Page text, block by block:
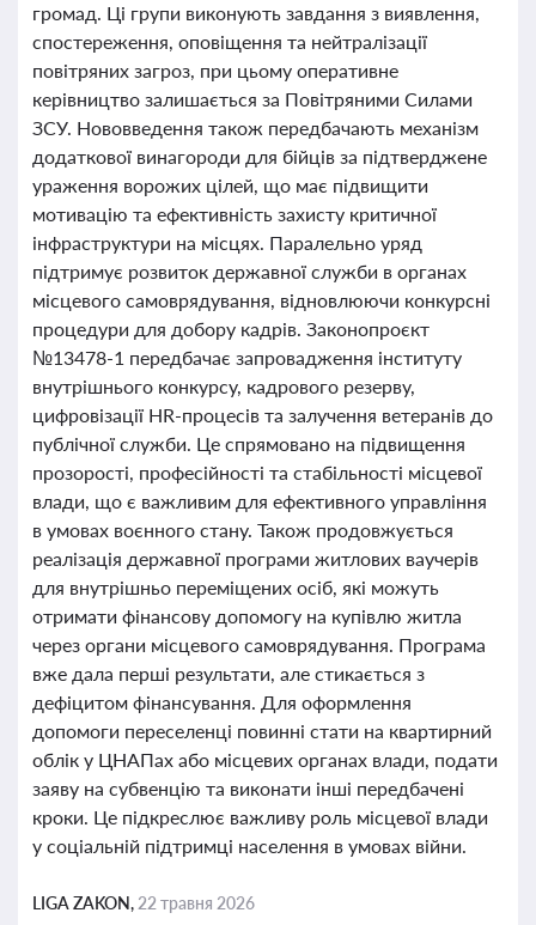
громад. Ці групи виконують завдання з виявлення,
спостереження, оповіщення та нейтралізації
повітряних загроз, при цьому оперативне
керівництво залишається за Повітряними Силами
ЗСУ. Нововведення також передбачають механізм
додаткової винагороди для бійців за підтверджене
ураження ворожих цілей, що має підвищити
мотивацію та ефективність захисту критичної
інфраструктури на місцях. Паралельно уряд
підтримує розвиток державної служби в органах
місцевого самоврядування, відновлюючи конкурсні
процедури для добору кадрів. Законопроєкт
№13478-1 передбачає запровадження інституту
внутрішнього конкурсу, кадрового резерву,
цифровізації HR-процесів та залучення ветеранів до
публічної служби. Це спрямовано на підвищення
прозорості, професійності та стабільності місцевої
влади, що є важливим для ефективного управління
в умовах воєнного стану. Також продовжується
реалізація державної програми житлових ваучерів
для внутрішньо переміщених осіб, які можуть
отримати фінансову допомогу на купівлю житла
через органи місцевого самоврядування. Програма
вже дала перші результати, але стикається з
дефіцитом фінансування. Для оформлення
допомоги переселенці повинні стати на квартирний
облік у ЦНАПах або місцевих органах влади, подати
заяву на субвенцію та виконати інші передбачені
кроки. Це підкреслює важливу роль місцевої влади
у соціальній підтримці населення в умовах війни.
LIGA ZAKON, 22 травня 2026